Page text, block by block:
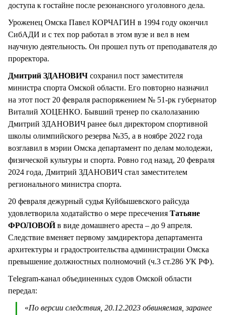
доступа к гостайне после резонансного уголовного дела.
Уроженец Омска Павел КОРЧАГИН в 1994 году окончил
СибАДИ и с тех пор работал в этом вузе и вел в нем
научную деятельность. Он прошел путь от преподавателя до
проректора.
Дмитрий ЗДАНОВИЧ сохранил пост заместителя
министра спорта Омской области. Его повторно назначил
на этот пост 20 февраля распоряжением № 51-рк губернатор
Виталий ХОЦЕНКО. Бывший тренер по скалолазанию
Дмитрий ЗДАНОВИЧ ранее был директором спортивной
школы олимпийского резерва №35, а в ноябре 2022 года
возглавил в мэрии Омска департамент по делам молодежи,
физической культуры и спорта. Ровно год назад, 20 февраля
2024 года, Дмитрий ЗДАНОВИЧ стал заместителем
регионального министра спорта.
20 февраля дежурный судья Куйбышевского райсуда
удовлетворила ходатайство о мере пресечения Татьяне
ФРОЛОВОЙв виде домашнего ареста – до 9 апреля.
Следствие вменяет первому замдиректора департамента
архитектуры и градостроительства администрации Омска
превышение должностных полномочий (ч.3 ст.286 УК РФ).
Тelegram-канал объединенных судов Омской области
передал:
«По версии следствия, 20.12.2023 обвиняемая, заранее